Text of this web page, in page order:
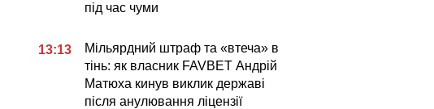
під час чуми
13:13
Мільярдний штраф та «втеча» в
тінь: як власник FAVBET Андрій
Матюха кинув виклик державі
після анулювання ліцензії